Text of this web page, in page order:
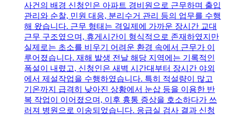
사건의 배경 신청인은 아파트 경비원으로 근무하며 출입
관리와 순찰, 민원 대응, 분리수거 관리 등의 업무를 수행
해 왔습니다. 근무 형태는 격일제에 가까운 장시간 교대
근무 구조였으며, 휴게시간이 형식적으로 존재하였지만
실제로는 초소를 비우기 어려운 환경 속에서 근무가 이
루어졌습니다. 재해 발생 전날 해당 지역에는 기록적인
폭설이 내렸고, 신청인은 새벽 시간대부터 장시간 야외
에서 제설작업을 수행하였습니다. 특히 적설량이 많고
기온까지 급격히 낮아진 상황에서 눈삽 등을 이용한 반
복 작업이 이어졌으며, 이후 흉통 증상을 호소하다가 쓰
러져 병원으로 이송되었습니다. 응급실 검사 결과 신청